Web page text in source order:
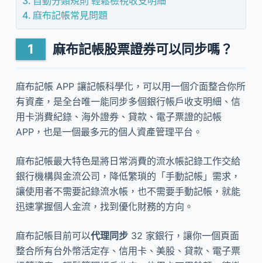
麻布記帳常見問題
麻布記帳股票證券可以同步嗎？
麻布記帳 APP 讓記帳科學化，可以用一個介面整合你所
有資產，是全台唯一能同步多個銀行帳戶收支明細、信
用卡消費紀錄、海外證券、貸款、電子票證的記帳
APP，也是一個最多元的個人資產管理平台。
麻布記帳最大特色是將日常消費的流水帳記錄工作交給
銀行機構與金流公司，降低繁瑣的「手動記帳」需求，
讓使用者不需要記錄流水帳，也不需要手動記帳，就能
迅速掌握個人金流，找到優化財務的方向。
麻布記帳目前可以代理同步32 家銀行，讓你一個頁面
整合所有台外幣活定存、信用卡、美股、貸款、電子票